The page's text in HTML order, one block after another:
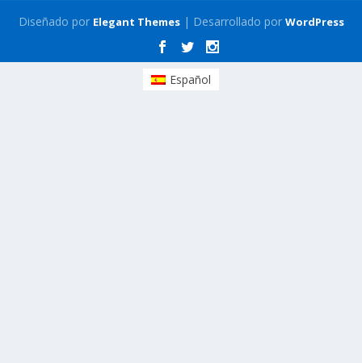
Diseñado por Elegant Themes| Desarrollado por WordPress
Español